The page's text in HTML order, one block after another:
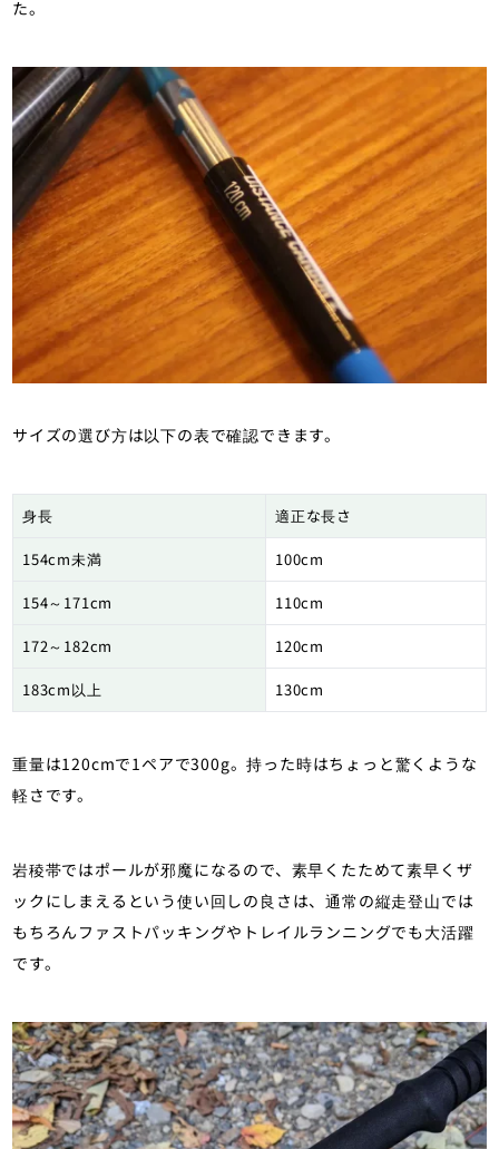
た。
サイズの選び方は以下の表で確認できます。
身長 適正な長さ
154cm未満 100cm
154～171cm 110cm
172～182cm 120cm
183cm以上 130cm
重量は120cmで1ペアで300g。持った時はちょっと驚くような
軽さです。
岩稜帯ではポールが邪魔になるので、素早くたためて素早くザ
ックにしまえるという使い回しの良さは、通常の縦走登山では
もちろんファストパッキングやトレイルランニングでも大活躍
です。